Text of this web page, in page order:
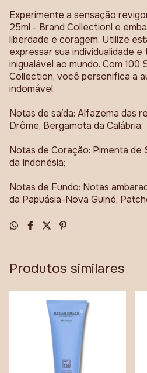
Experimente a sensação
25ml - Brand Collectionl e
liberdade e coragem. Utilize
expressar sua individualidade
inigualável ao mundo. Com 100
Collection, você personifica a
indomável.
Notas de saída: Alfazema das
Drôme, Bergamota da Calábria;
Notas de Coração: Pimenta de
da Indonésia;
Notas de Fundo: Notas
da Papuásia-Nova Guiné,
Produtos similares